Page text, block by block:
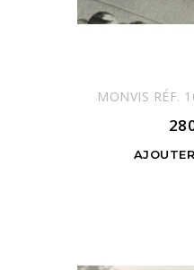
MONVIS RÉF.